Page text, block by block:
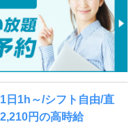
日1h～/シフト自由/直
円の高時給